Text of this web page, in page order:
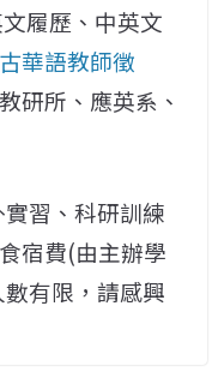
履歷、中英文
華語教師徵
研所、應英系、
習、科研訓練
宿費(由主辦學
有限，請感興